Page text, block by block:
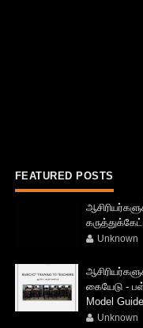
FEATURED POSTS
Unknown
கையேடு -
Model Guide
Unknown